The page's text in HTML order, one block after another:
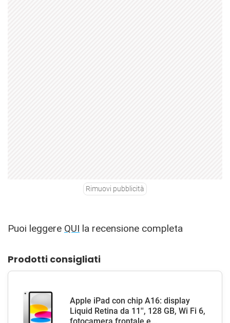
Rimuovi pubblicità
Puoi leggere QUI la recensione completa
Prodotti consigliati
Apple iPad con chip A16: display
Liquid Retina da 11'', 128 GB, Wi Fi 6,
fotocamera frontale e...